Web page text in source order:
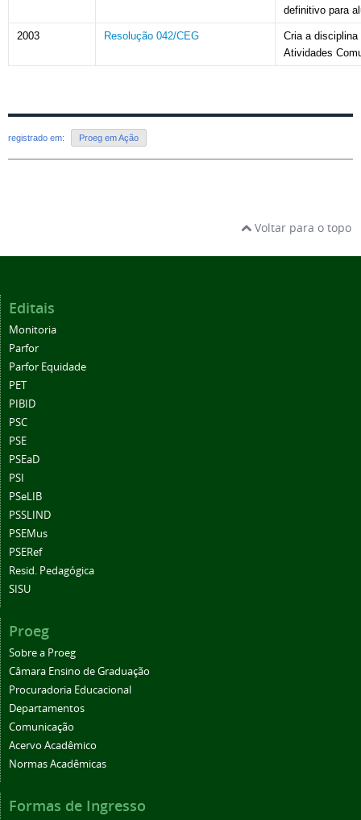
definitivo para
2003 Resolução 042/CEG
Cria a disciplina
Atividades
registrado em: Proeg em Ação
Voltar para o topo
Editais
Monitoria
Parfor
Parfor Equidade
PET
PIBID
PSC
PSE
PSEaD
PSI
PSeLIB
PSSLIND
PSEMus
PSERef
Resid. Pedagógica
SISU
Proeg
Sobre a Proeg
Câmara Ensino de Graduação
Procuradoria Educacional
Departamentos
Comunicação
Acervo Acadêmico
Normas Acadêmicas
Formas de Ingresso